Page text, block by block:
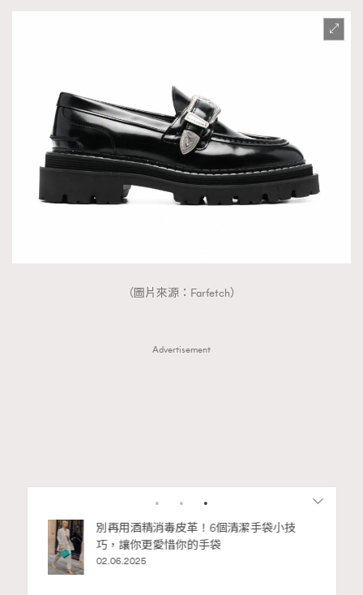
（圖片來源：Farfetch）
Advertisement
別再用酒精消毒皮革！6個清潔手袋小技
巧，讓你更愛惜你的手袋
02.06.2025